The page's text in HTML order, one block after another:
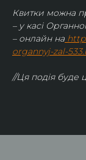
Квитки можна
– у касі
– онлайн на
organnyj-zal-
//Ця подія буде